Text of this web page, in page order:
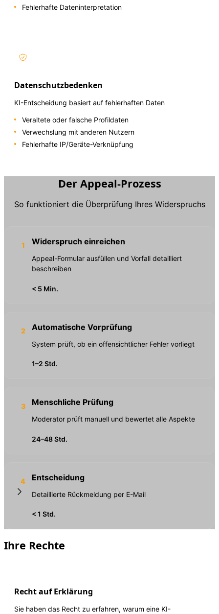
Fehlerhafte Dateninterpretation
Datenschutzbedenken
KI-Entscheidung basiert auf fehlerhaften Daten
Veraltete oder falsche Profildaten
Verwechslung mit anderen Nutzern
Fehlerhafte IP/Geräte-Verknüpfung
Der Appeal-Prozess
So funktioniert die Überprüfung Ihres Widerspruchs
1 Widerspruch einreichen
Appeal-Formular ausfüllen und Vorfall detailliert
beschreiben
< 5 Min.
2 Automatische Vorprüfung
System prüft, ob ein offensichtlicher Fehler vorliegt
1–2 Std.
3 Menschliche Prüfung
Moderator prüft manuell und bewertet alle Aspekte
24–48 Std.
4 Entscheidung
Detaillierte Rückmeldung per E-Mail
< 1 Std.
Ihre Rechte
Recht auf Erklärung
Sie haben das Recht zu erfahren, warum eine KI-